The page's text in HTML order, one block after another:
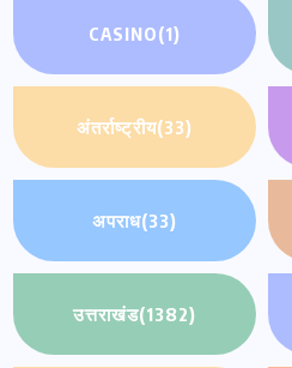
CASINO(1)
अंतर्राष्ट्रीय(33)
अपराध(33)
उत्तराखंड(1382)